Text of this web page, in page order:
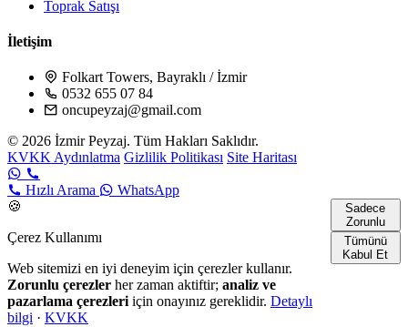
Toprak Satışı
İletişim
Folkart Towers, Bayraklı / İzmir
0532 655 07 84
oncupeyzaj@gmail.com
© 2026 İzmir Peyzaj. Tüm Hakları Saklıdır.
KVKK Aydınlatma Gizlilik Politikası Site Haritası
Hızlı Arama
WhatsApp
🍪
Çerez Kullanımı
Web sitemizi en iyi deneyim için çerezler kullanır.
Zorunlu çerezler her zaman aktiftir; analiz ve
pazarlama çerezleri için onayınız gereklidir. Detaylı
bilgi · KVKK
Sadece
Zorunlu
Tümünü
Kabul Et